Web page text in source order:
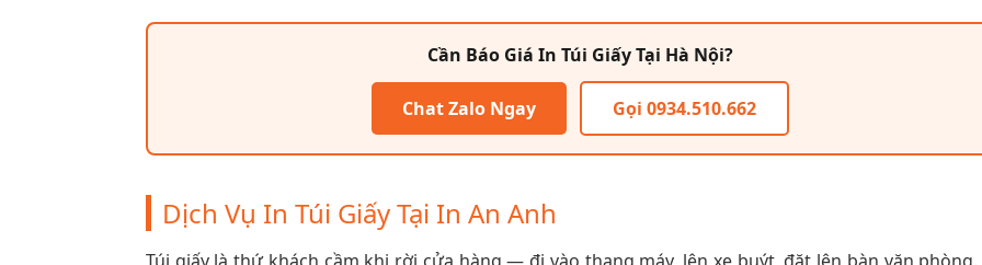
Cần Báo Giá In Túi Giấy Tại Hà Nội?
Chat Zalo Ngay Gọi 0934.510.662
Dịch Vụ In Túi Giấy Tại In An Anh